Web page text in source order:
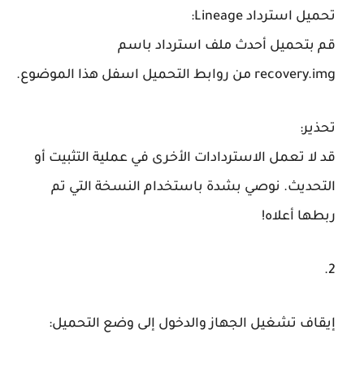
تحميل استرداد Lineage
:
قم بتحميل أحدث ملف استرداد باسم
recovery.img من روابط التحميل اسفل هذا الموضوع.
تحذير:
قد لا تعمل الاستردادات الأخرى في عملية التثبيت أو
التحديث. نوصي بشدة باستخدام النسخة التي تم
ربطها أعلاه!
إيقاف تشغيل الجهاز والدخول إلى وضع التحميل: